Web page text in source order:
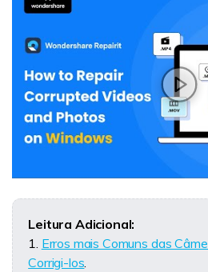
Leitura Adicional:
1. Erros mais Comuns das
Corrigi-los.